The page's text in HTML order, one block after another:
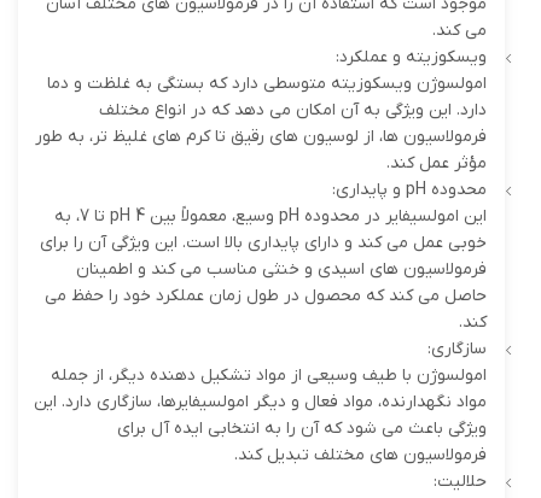
می کند.
ویسکوزیته و عملکرد:
امولسوژن ویسکوزیته متوسطی دارد که بستگی به غلظت و دما
دارد. این ویژگی به آن امکان می دهد که در انواع مختلف
فرمولاسیون ها، از لوسیون های رقیق تا کرم های غلیظ تر، به طور
مؤثر عمل کند.
محدوده pH و پایداری:
این امولسیفایر در محدوده pH وسیع، معمولاً بین pH 4 تا 7، به
خوبی عمل می کند و دارای پایداری بالا است. این ویژگی آن را برای
فرمولاسیون های اسیدی و خنثی مناسب می کند و اطمینان
حاصل می کند که محصول در طول زمان عملکرد خود را حفظ می
کند.
سازگاری:
امولسوژن با طیف وسیعی از مواد تشکیل دهنده دیگر، از جمله
مواد نگهدارنده، مواد فعال و دیگر امولسیفایرها، سازگاری دارد. این
ویژگی باعث می شود که آن را به انتخابی ایده آل برای
فرمولاسیون های مختلف تبدیل کند.
حلالیت: